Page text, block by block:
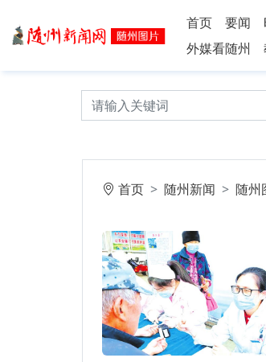
首页 要闻
外媒看随州
首页 随州新闻 随州